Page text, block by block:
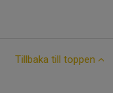
Tillbaka till toppen